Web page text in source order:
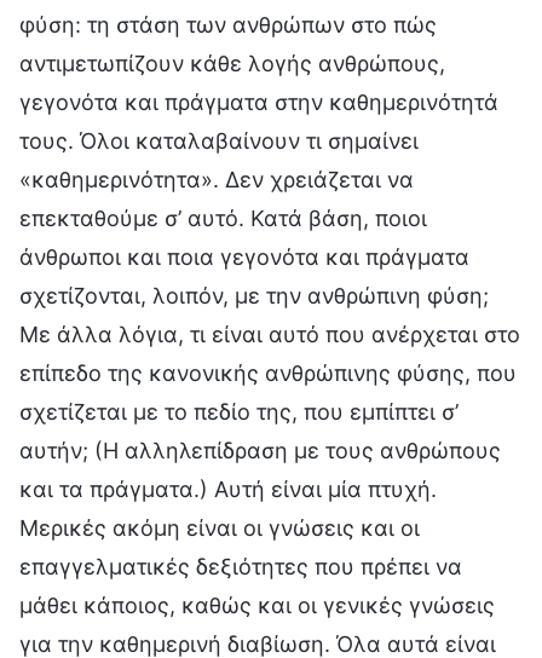
φύση: τη στάση των ανθρώπων στο πώς
αντιμετωπίζουν κάθε λογής ανθρώπους,
γεγονότα και πράγματα στην καθημερινότητά
τους. Όλοι καταλαβαίνουν τι σημαίνει
«καθημερινότητα». Δεν χρειάζεται να
επεκταθούμε σ’ αυτό. Κατά βάση, ποιοι
άνθρωποι και ποια γεγονότα και πράγματα
σχετίζονται, λοιπόν, με την ανθρώπινη φύση;
Με άλλα λόγια, τι είναι αυτό που ανέρχεται στο
επίπεδο της κανονικής ανθρώπινης φύσης, που
σχετίζεται με το πεδίο της, που εμπίπτει σ’
αυτήν; (Η αλληλεπίδραση με τους ανθρώπους
και τα πράγματα.) Αυτή είναι μία πτυχή.
Μερικές ακόμη είναι οι γνώσεις και οι
επαγγελματικές δεξιότητες που πρέπει να
μάθει κάποιος, καθώς και οι γενικές γνώσεις
για την καθημερινή διαβίωση. Όλα αυτά είναι